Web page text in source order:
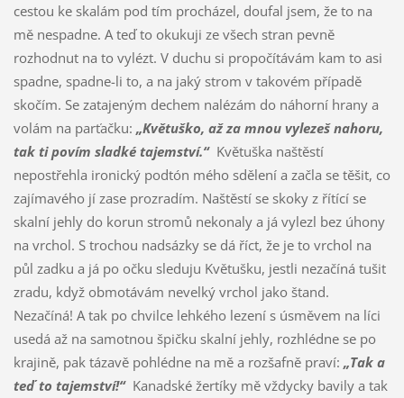
cestou ke skalám pod tím procházel, doufal jsem, že to na
mě nespadne. A teď to okukuji ze všech stran pevně
rozhodnut na to vylézt. V duchu si propočítávám kam to asi
spadne, spadne-li to, a na jaký strom v takovém případě
skočím. Se zatajeným dechem nalézám do náhorní hrany a
volám na parťačku: „Květuško, až za mnou vylezeš nahoru,
tak ti povím sladké tajemství.“Květuška naštěstí
nepostřehla ironický podtón mého sdělení a začla se těšit, co
zajímavého jí zase prozradím. Naštěstí se skoky z řítící se
skalní jehly do korun stromů nekonaly a já vylezl bez úhony
na vrchol. S trochou nadsázky se dá říct, že je to vrchol na
půl zadku a já po očku sleduju Květušku, jestli nezačíná tušit
zradu, když obmotávám nevelký vrchol jako štand.
Nezačíná! A tak po chvilce lehkého lezení s úsměvem na líci
usedá až na samotnou špičku skalní jehly, rozhlédne se po
krajině, pak tázavě pohlédne na mě a rozšafně praví: „Tak a
teď to tajemství!“Kanadské žertíky mě vždycky bavily a tak